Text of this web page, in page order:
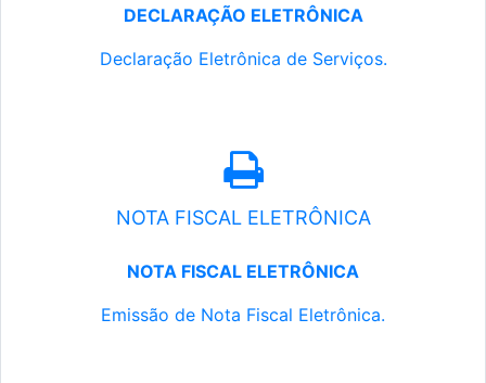
DECLARAÇÃO ELETRÔNICA
Declaração Eletrônica de Serviços.
NOTA FISCAL ELETRÔNICA
NOTA FISCAL ELETRÔNICA
Emissão de Nota Fiscal Eletrônica.